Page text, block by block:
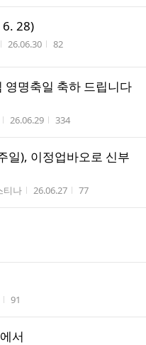
6. 28)
작성시간
26.06.30 조회수
82
영명축일 축하 드립니다
작성시간
26.06.29 조회수
334
일), 이정업바오로 신부
티나 작성시간
26.06.27 조회수
77
조회수
91
서